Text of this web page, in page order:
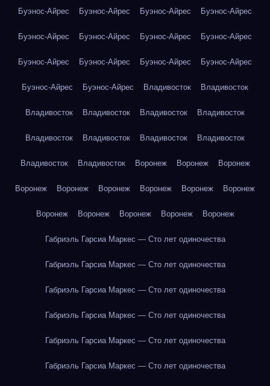
Буэнос-Айрес Буэнос-Айрес Буэнос-Айрес Буэнос-Айрес
Буэнос-Айрес Буэнос-Айрес Буэнос-Айрес Буэнос-Айрес
Буэнос-Айрес Буэнос-Айрес Буэнос-Айрес Буэнос-Айрес
Буэнос-Айрес Буэнос-Айрес Владивосток Владивосток
Владивосток Владивосток Владивосток Владивосток
Владивосток Владивосток Владивосток Владивосток
Владивосток Владивосток Воронеж Воронеж Воронеж
Воронеж Воронеж Воронеж Воронеж Воронеж Воронеж
Воронеж Воронеж Воронеж Воронеж Воронеж
Габриэль Гарсиа Маркес — Сто лет одиночества
Габриэль Гарсиа Маркес — Сто лет одиночества
Габриэль Гарсиа Маркес — Сто лет одиночества
Габриэль Гарсиа Маркес — Сто лет одиночества
Габриэль Гарсиа Маркес — Сто лет одиночества
Габриэль Гарсиа Маркес — Сто лет одиночества